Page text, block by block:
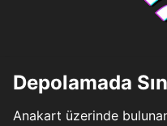
Depolamada
Anakart üzerinde